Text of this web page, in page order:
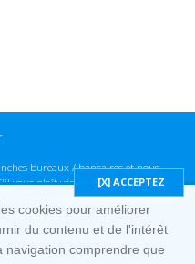
bureaux / bancaires et nous
vous plaît vérifier ces informations
pas responsables des erreurs
nous fournissons.
cookies pour améliorer
du contenu et de l'intérêt
navigation comprendre que